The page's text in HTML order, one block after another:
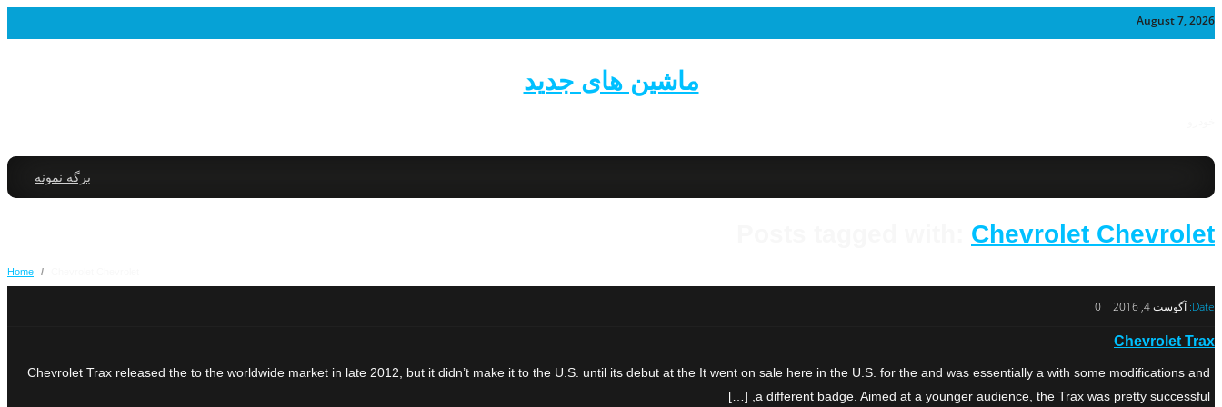
August 7, 2026
ماشین های جدید
برگه نمونه
Chevrolet Chevrolet
Home /
Date: آگوست 4, 2016 0
Chevrolet Trax
Chevrolet Trax released the to the worldwide market in late 2012, but it didn’t make it to the U.S. until its debut at the It went on sale here in the U.S. for the and was essentially a with some modifications and
a different badge. Aimed at a younger audience, the Trax was pretty successful, […]